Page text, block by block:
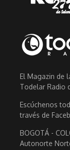
El Magazin de
Todelar Radio
Escúchenos
través de
BOGOTÁ -
Autonorte